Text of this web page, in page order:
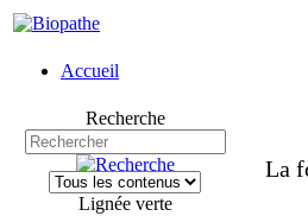
Accueil
Recherche
Lignée verte
La